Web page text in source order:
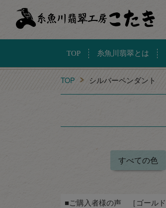
TOP 糸魚川翡翠とは
TOP シルバーペンダント
すべての色
■ご購入者様の声 ［ゴール